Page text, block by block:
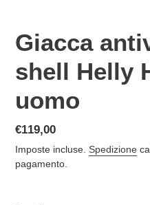
Giacca
shell Helly
uomo
Prezzo
di
listino
€119,00
Imposte incluse. Spedizione
pagamento.